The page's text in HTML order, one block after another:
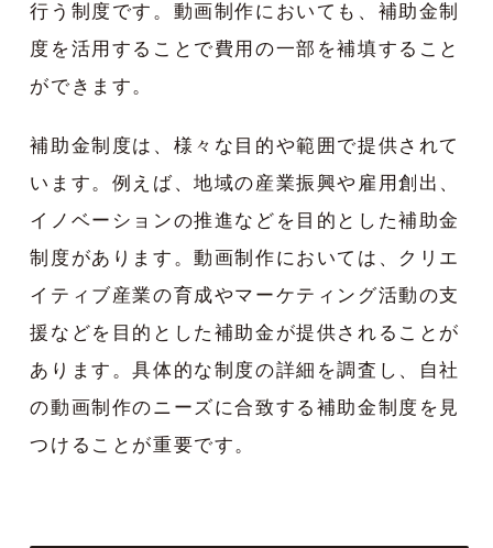
行う制度です。動画制作においても、補助金制
度を活用することで費用の一部を補填すること
ができます。
補助金制度は、様々な目的や範囲で提供されて
います。例えば、地域の産業振興や雇用創出、
イノベーションの推進などを目的とした補助金
制度があります。動画制作においては、クリエ
イティブ産業の育成やマーケティング活動の支
援などを目的とした補助金が提供されることが
あります。具体的な制度の詳細を調査し、自社
の動画制作のニーズに合致する補助金制度を見
つけることが重要です。